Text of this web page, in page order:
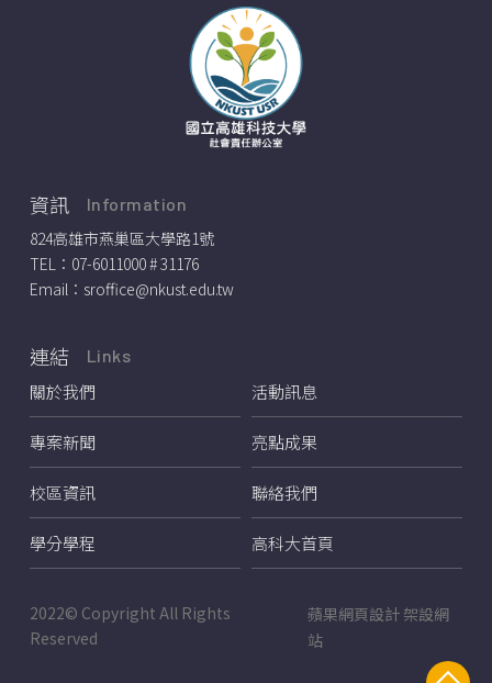
資訊 Information
824高雄市燕巢區大學路1號
TEL： 07-6011000 # 31176
Email： sroffice@nkust.edu.tw
連結 Links
關於我們 活動訊息
專案新聞 亮點成果
校區資訊 聯絡我們
學分學程 高科大首頁
2022© Copyright All Rights
Reserved
蘋果網頁設計 架設網
站